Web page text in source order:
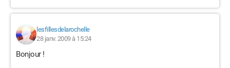
lesfillesdelarochelle
28 janv. 2009 à 15:24
Bonjour !